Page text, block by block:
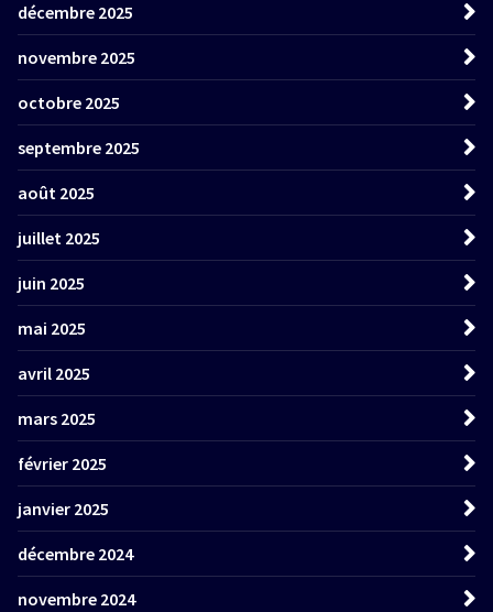
décembre 2025
novembre 2025
octobre 2025
septembre 2025
août 2025
juillet 2025
juin 2025
mai 2025
avril 2025
mars 2025
février 2025
janvier 2025
décembre 2024
novembre 2024